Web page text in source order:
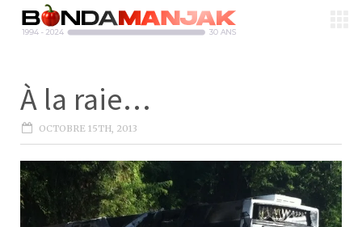
À la raie…
OCTOBRE 15TH, 2013